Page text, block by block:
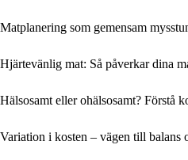
Matplanering som gemensam
Hjärtevänlig mat: Så påverkar dina
Hälsosamt eller ohälsosamt? Förstå
Variation i kosten – vägen till balans